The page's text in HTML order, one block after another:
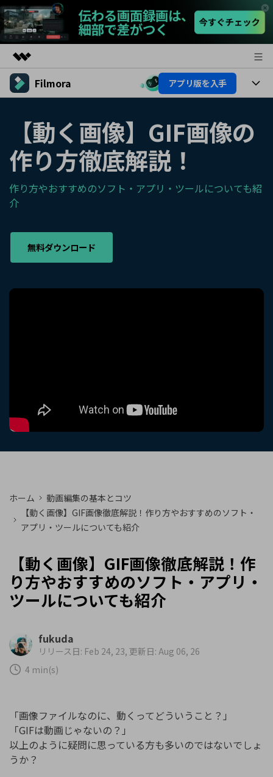
製品
ユーティリティ
ソリューション
企業情報
プラン＆価格
サポート
Filmora アプリ版を入手
プラットフォーム
製品機能
AI機能
AI機能
AIヒント
Filmoraのユーザー層
ビデオソリューション
動画編集関連知識
サポート
【動く画像】GIF画像の
作り方徹底解説！
作り方やおすすめのソフト・アプリ・ツールについても紹
介
無料ダウンロード
ホーム
動画編集の基本とコツ
【動く画像】GIF画像徹底解説！作り方やおすすめのソフト・
アプリ・ツールについても紹介
【動く画像】GIF画像徹底解説！作
り方やおすすめのソフト・アプリ・
ツールについても紹介
fukuda
リリース日: Feb 24, 23, 更新日: Aug 06, 26
4 min(s)
「画像ファイルなのに、動くってどういうこと？」
「GIFは動画じゃないの？」
以上のように疑問に思っている方も多いのではないでしょ
うか？